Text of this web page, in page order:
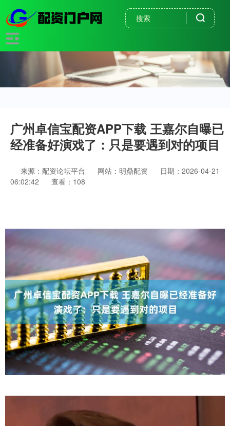
广州卓信宝配资APP下载 王嘉尔自曝已
经准备好演戏了：只是要遇到对的项目
来源：配资论坛平台 网站：明鼎配资
日期：2026-04-21
06:02:42
查看：108